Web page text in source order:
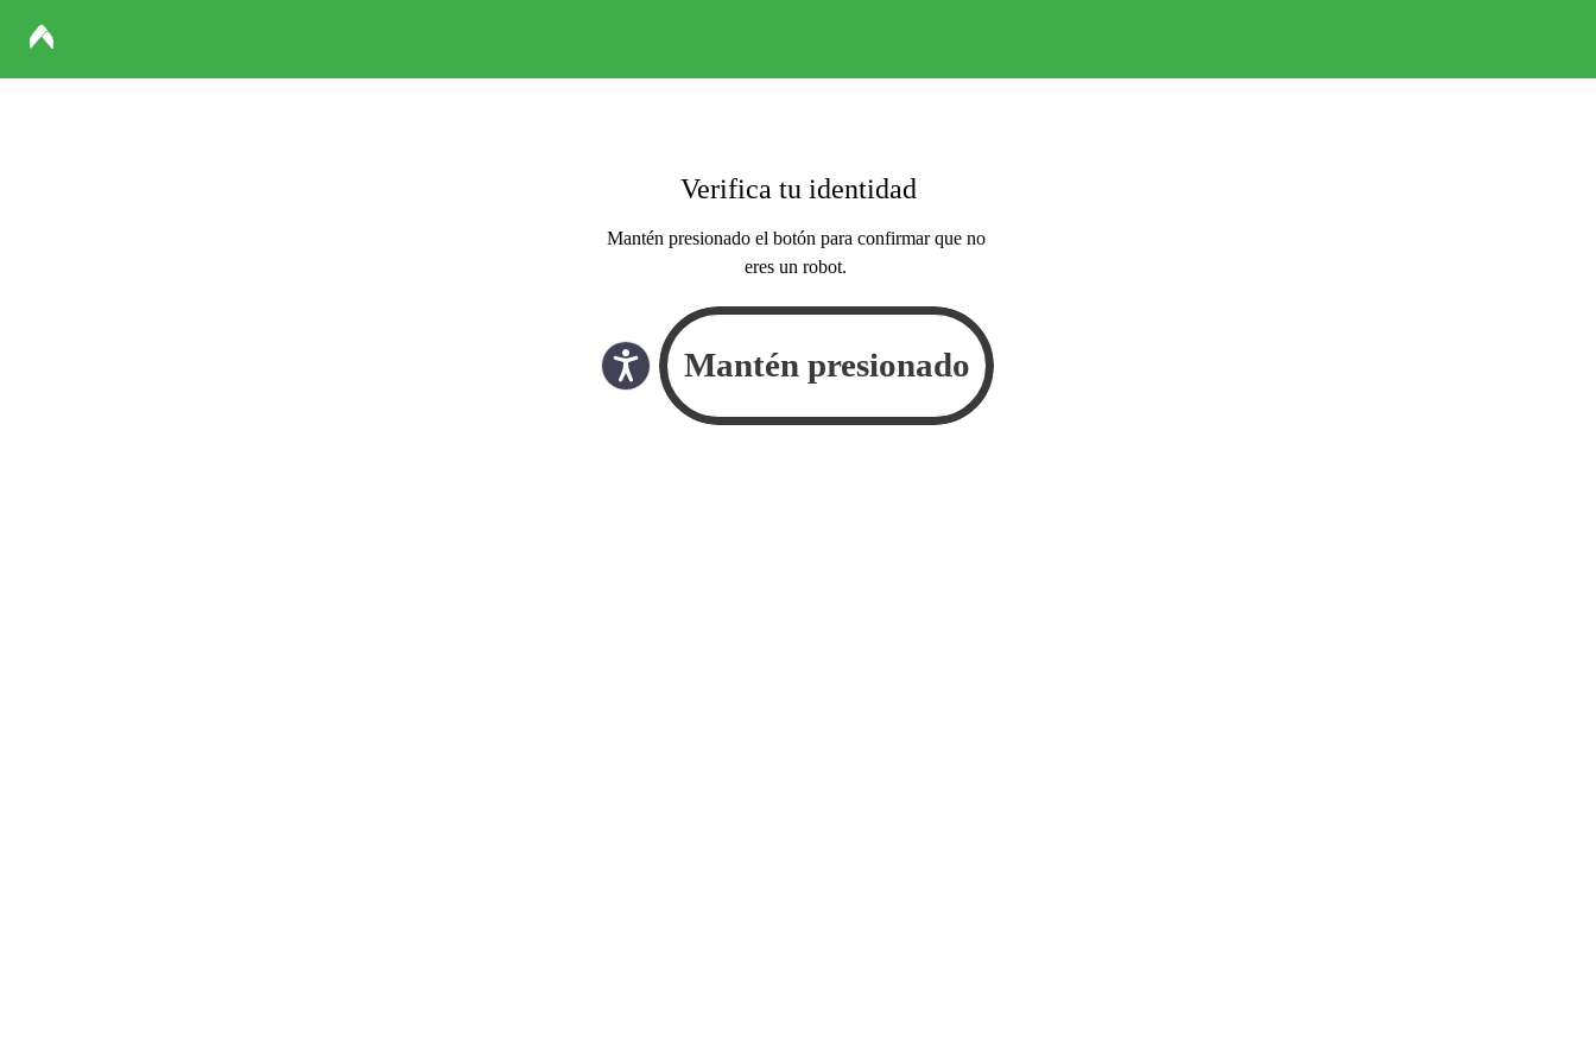
Verifica tu identidad
Mantén presionado el botón para confirmar que no
eres un robot.